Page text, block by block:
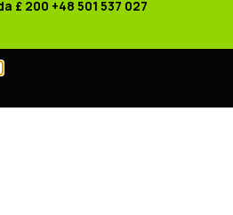
£ 200 +48 501 537 027